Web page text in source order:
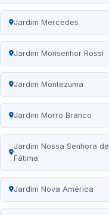
Jardim Mercedes
Jardim Monsenhor Rossi
Jardim Montezuma
Jardim Morro Branco
Jardim Nossa Senhora de
Fátima
Jardim Nova América